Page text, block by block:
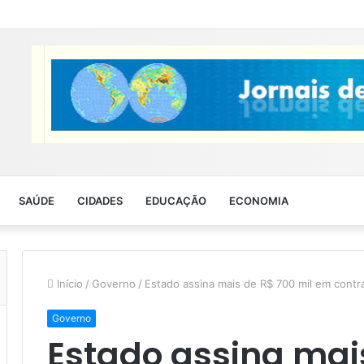
SAÚDE CIDADES EDUCAÇÃO ECONOMIA
Início / Governo / Estado assina mais de R$ 700 mil em
Governo
Estado assina